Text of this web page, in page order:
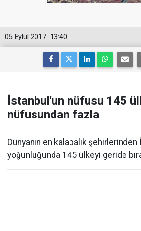
13:40
05 Eylül 2017
İstanbul'un nüfusu 145
nüfusundan fazla
Dünyanın en kalabalık
yoğunluğunda 145 ülkeyi geride